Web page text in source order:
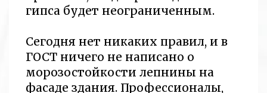
гипса будет неограниченным.
Сегодня нет никаких правил, и в
ГОСТ ничего не написано о
морозостойкости лепнины на
фасаде здания. Профессионалы,